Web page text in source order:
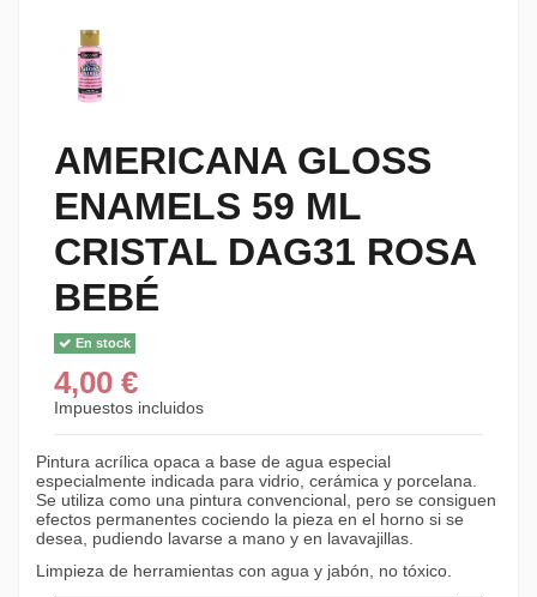
AMERICANA GLOSS
ENAMELS 59 ML
CRISTAL DAG31 ROSA
BEBÉ
En stock
4,00 €
Impuestos incluidos
Pintura acrílica opaca a base de agua especial
especialmente indicada para vidrio, cerámica y porcelana.
Se utiliza como una pintura convencional, pero se consiguen
efectos permanentes cociendo la pieza en el horno si se
desea, pudiendo lavarse a mano y en lavavajillas.
Limpieza de herramientas con agua y jabón, no tóxico.